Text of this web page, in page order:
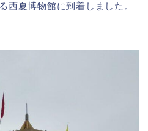
西夏博物館に到着しました。